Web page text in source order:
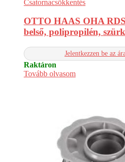
Csatornacsökkentés
OTTO HAAS OHA
belső, polipropilén,
Jelentkezzen be az
Raktáron
Tovább olvasom